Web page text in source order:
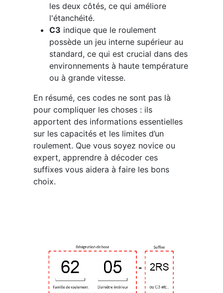
les deux côtés, ce qui améliore
l'étanchéité.
C3 indique que le roulement
possède un jeu interne supérieur au
standard, ce qui est crucial dans des
environnements à haute température
ou à grande vitesse.
En résumé, ces codes ne sont pas là
pour compliquer les choses : ils
apportent des informations essentielles
sur les capacités et les limites d’un
roulement. Que vous soyez novice ou
expert, apprendre à décoder ces
suffixes vous aidera à faire les bons
choix.